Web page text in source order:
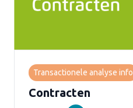
Transactionele analyse info
Contracten